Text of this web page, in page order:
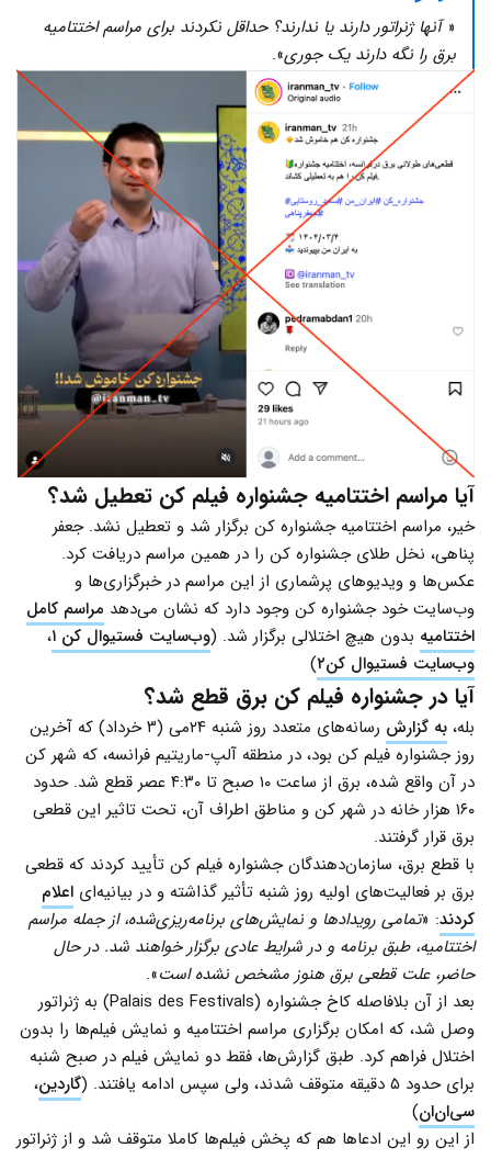
«آنها ژنراتور دارند یا ندارند؟ حداقل نکردند برای مراسم اختتامیه
برق را نگه دارند یک جوری».
آیا مراسم اختتامیه جشنواره فیلم کن تعطیل شد؟
خیر، مراسم اختتامیه جشنواره کن برگزار شد و تعطیل نشد. جعفر
پناهی، نخل طلای جشنواره کن را در همین مراسم دریافت کرد.
عکس‌ها و ویدیوهای پرشماری از این مراسم در خبرگزاری‌ها و
وب‌سایت خود جشنواره کن وجود دارد که نشان می‌دهد مراسم کامل
اختتامیه بدون هیچ اختلالی برگزار شد. (وب‌سایت فستیوال کن ۱ ،
وب‌سایت فستیوال کن۲ )
آیا در جشنواره فیلم کن برق قطع شد؟
بله، به گزارش
رسانه‌های متعدد روز شنبه ۲۴می (۳ خرداد) که آخرین
روز جشنواره فیلم کن بود، در منطقه آلپ-ماریتیم فرانسه، که شهر کن
در آن واقع شده، برق از ساعت ۱۰ صبح تا ۴:۳۰ عصر قطع شد. حدود
۱۶۰ هزار خانه در شهر کن و مناطق اطراف آن، تحت تاثیر این قطعی
برق قرار گرفتند.
با قطع برق، سازمان‌دهندگان جشنواره فیلم کن تأیید کردند که قطعی
برق بر فعالیت‌های اولیه روز شنبه تأثیر گذاشته و در بیانیه‌ای اعلام
کردند: «تمامی رویدادها و نمایش‌های برنامه‌ریزی‌شده، از جمله مراسم
اختتامیه، طبق برنامه و در شرایط عادی برگزار خواهند شد. در حال
حاضر، علت قطعی برق هنوز مشخص نشده است».
بعد از آن بلافاصله کاخ جشنواره (Palais des Festivals) به ژنراتور
وصل شد، که امکان برگزاری مراسم اختتامیه و نمایش فیلم‌ها را بدون
اختلال فراهم کرد. طبق گزارش‌ها، فقط دو نمایش فیلم در صبح شنبه
برای حدود ۵ دقیقه متوقف شدند، ولی سپس ادامه یافتند. (
گاردین،
سی‌ان‌ان)
از این رو این ادعاها هم که پخش فیلم‌ها کاملا متوقف شد و از ژنراتور